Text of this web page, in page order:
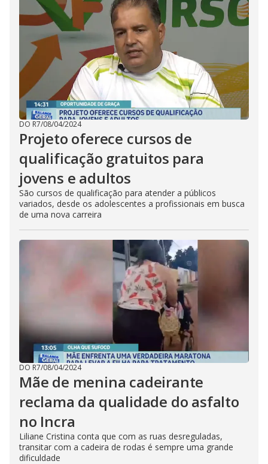
DO R7/08/04/2024
Projeto oferece cursos de
qualificação gratuitos para
jovens e adultos
São cursos de qualificação para atender a públicos
variados, desde os adolescentes a profissionais em busca
de uma nova carreira
DO R7/08/04/2024
Mãe de menina cadeirante
reclama da qualidade do asfalto
no Incra
Liliane Cristina conta que com as ruas desreguladas,
transitar com a cadeira de rodas é sempre uma grande
dificuldade